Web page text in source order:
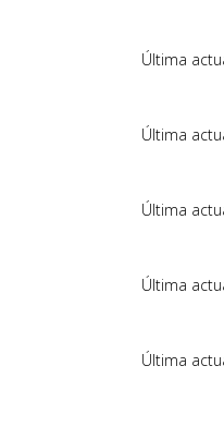
Última
Última
Última
Última
Última